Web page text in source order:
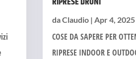
daClaudio| Apr 4, 2025
COSE DA SAPERE PER
RIPRESE INDOOR E